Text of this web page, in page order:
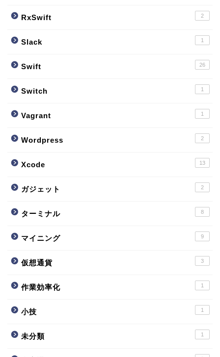
RxSwift 2
Slack 1
Swift 26
Switch 1
Vagrant 1
Wordpress 2
Xcode 13
ガジェット 2
ターミナル 8
マイニング 9
仮想通貨 3
作業効率化 1
小技 1
未分類 1